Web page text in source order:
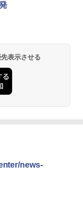
表示させる
news-